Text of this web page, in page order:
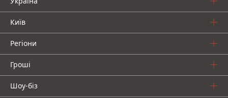
Київ
Регіони
Гроші
Шоу-біз